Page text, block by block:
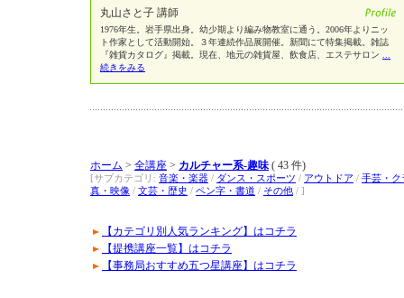
丸山さと子 講師
1976年生。岩手県出身。幼少期より編み物教室に通う。2006年よりニッ
ト作家として活動開始。３年連続作品展開催。新聞にて特集掲載。雑誌
『雑貨カタログ』掲載。現在、地元の雑貨屋、飲食店、エステサロン
続きをみる
ホーム > 全講座 > カルチャー系-趣味( 43 件)
[サブカテゴリ: 音楽・楽器 / ダンス・スポーツ / アウトドア / 手芸・ク
真・映像 / 文芸・歴史 / ペン字・書道 / その他 / ]
【カテゴリ別人気ランキング】はコチラ
【提携講座一覧】はコチラ
【事務局おすすめ五つ星講座】はコチラ